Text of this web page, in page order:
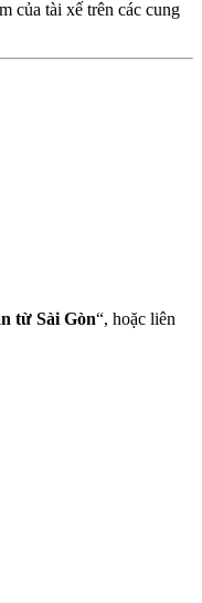
của tài xế trên các cung
từ Sài Gòn“, hoặc liên